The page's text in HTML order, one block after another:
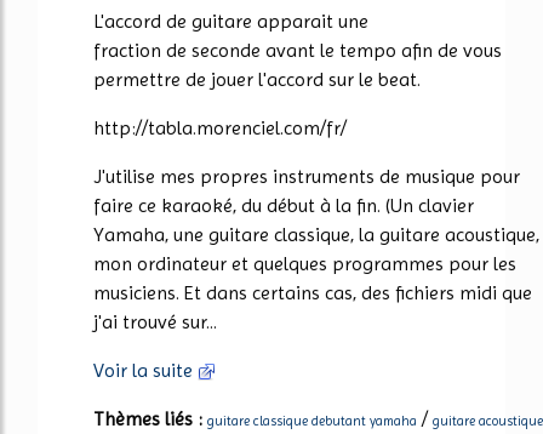
L'accord de guitare apparait une
fraction de seconde avant le tempo afin de vous
permettre de jouer l'accord sur le beat.
http://tabla.morenciel.com/fr/
J'utilise mes propres instruments de musique pour
faire ce karaoké, du début à la fin. (Un clavier
Yamaha, une guitare classique, la guitare acoustique,
mon ordinateur et quelques programmes pour les
musiciens. Et dans certains cas, des fichiers midi que
j'ai trouvé sur...
Voir la suite
Thèmes liés : guitare classique debutant yamaha / guitare acoustique